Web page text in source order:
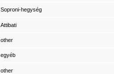
Soproni-hegység
Attibati
other
egyéb
other